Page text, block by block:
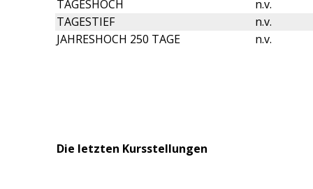
TAGESHOCH
n.v.
TAGESTIEF
n.v.
JAHRESHOCH 250 TAGE
n.v.
Die letzten Kursstellungen